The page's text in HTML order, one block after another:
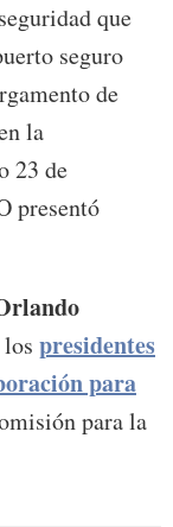
que
seguro
de
la
23 de
presentó
presidentes
para
para la